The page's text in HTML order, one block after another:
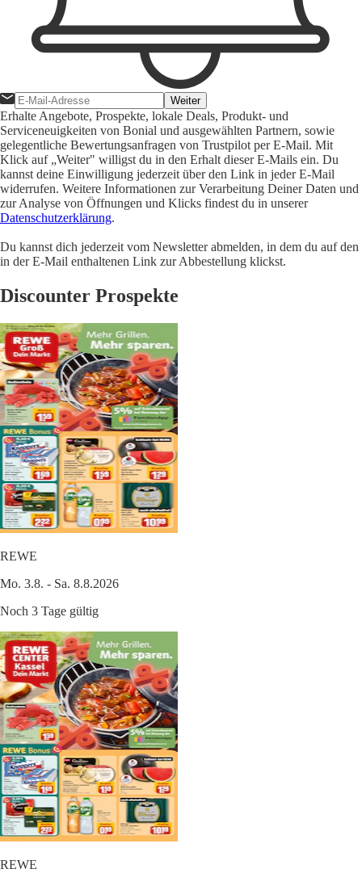
Weiter
Erhalte Angebote, Prospekte, lokale Deals, Produkt- und
Serviceneuigkeiten von Bonial und ausgewählten Partnern, sowie
gelegentliche Bewertungsanfragen von Trustpilot per E-Mail. Mit
Klick auf „Weiter" willigst du in den Erhalt dieser E-Mails ein. Du
kannst deine Einwilligung jederzeit über den Link in jeder E-Mail
widerrufen. Weitere Informationen zur Verarbeitung Deiner Daten und
zur Analyse von Öffnungen und Klicks findest du in unserer
Datenschutzerklärung.
Du kannst dich jederzeit vom Newsletter abmelden, in dem du auf den
in der E-Mail enthaltenen Link zur Abbestellung klickst.
Discounter Prospekte
REWE
Mo. 3.8. - Sa. 8.8.2026
Noch 3 Tage gültig
REWE